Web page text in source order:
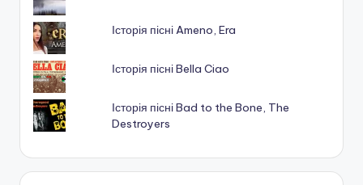
Історія пісні Ameno, Era
Історія пісні Bella Ciao
Історія пісні Bad to the Bone, The
Destroyers